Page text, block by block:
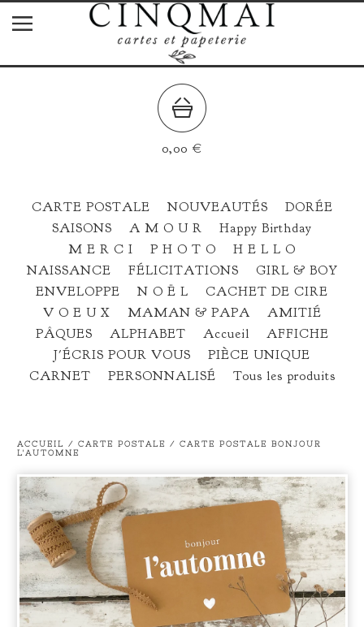
0,00 €
CARTE POSTALE NOUVEAUTÉS
DORÉE
SAISONS
A M O U R
Happy Birthday
M E R C I
P H O T O
H E L L O
NAISSANCE
FÉLICITATIONS
GIRL & BOY
ENVELOPPE
N O Ë L
CACHET DE CIRE
V O E U X
MAMAN & PAPA
AMITIÉ
PÂQUES
ALPHABET Accueil
AFFICHE
J'ÉCRIS POUR VOUS
PIÈCE UNIQUE
CARNET
PERSONNALISÉ Tous les produits
ACCUEIL / CARTE POSTALE / CARTE POSTALE BONJOUR
L'AUTOMNE